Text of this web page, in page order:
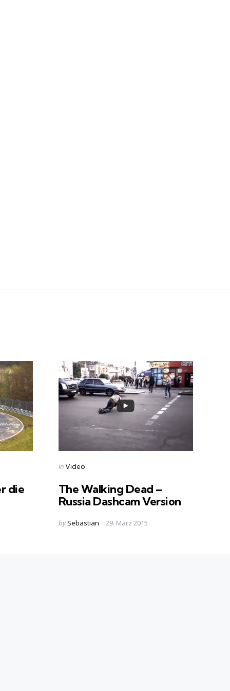
die
Categories
Posted
in Video
The Walking Dead –
Russia Dashcam Version
Posted
by Sebastian 29. März 2015